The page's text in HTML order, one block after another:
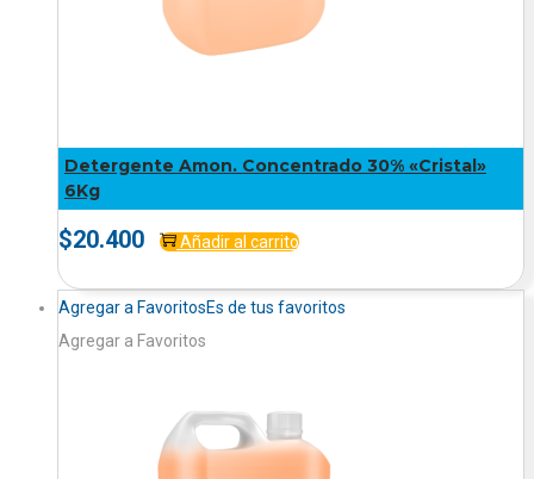
Detergente Amon. Concentrado 30% «Cristal»
6Kg
$20.400 Añadir al carrito
Agregar a FavoritosEs de tus favoritos
Agregar a Favoritos